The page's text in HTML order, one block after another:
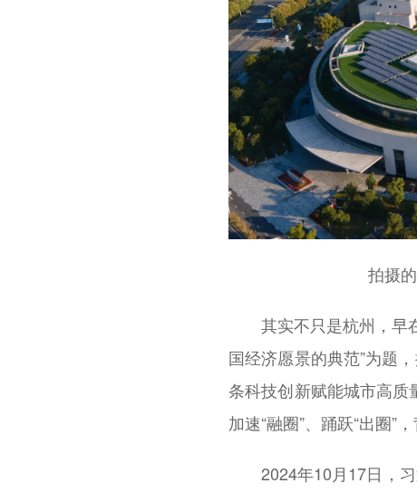
拍摄
其实不只是杭州，早
国经济愿景的典范”为题
条科技创新赋能城市高质
加速“融圈”、踊跃“出圈”
2024年10月17日，